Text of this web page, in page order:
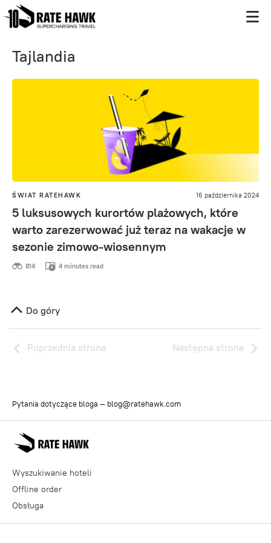
Tajlandia
ŚWIAT RATEHAWK 16 października 2024
5 luksusowych kurortów plażowych, które
warto zarezerwować już teraz na wakacje w
sezonie zimowo-wiosennym
814 4 minutes read
Do góry
Poprzednia strona Następna strona
Wyszukiwanie hoteli
Offline order
Obsługa
Pytania dotyczące bloga — blog@ratehawk.com